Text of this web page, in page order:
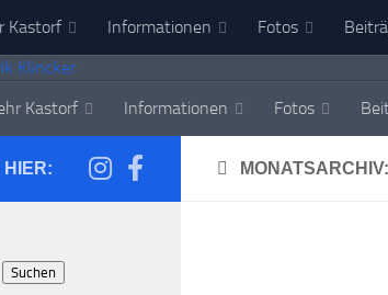
Kastorf Informationen Fotos
Kastorf Informationen Fotos
MONATSARCHIV:
HIER:
Suchen